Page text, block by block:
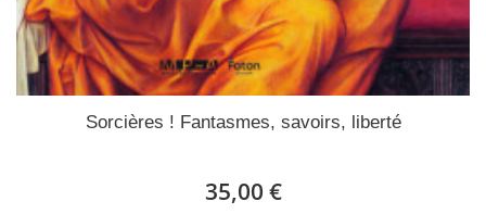
Sorcières ! Fantasmes, savoirs, liberté
35,00 €